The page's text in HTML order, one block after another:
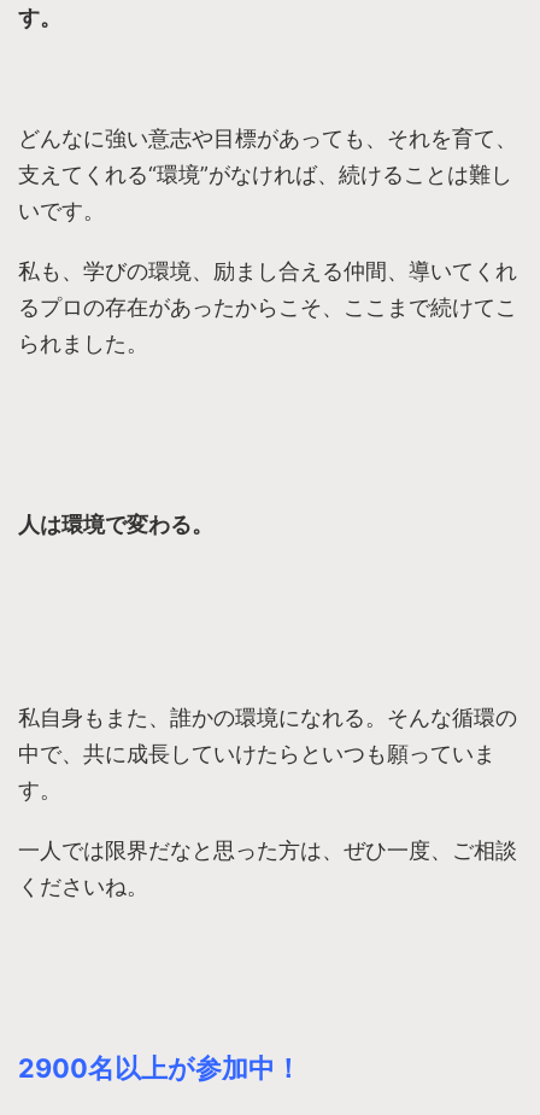
す。
どんなに強い意志や目標があっても、それを育て、
支えてくれる“環境”がなければ、続けることは難し
いです。
私も、学びの環境、励まし合える仲間、導いてくれ
るプロの存在があったからこそ、ここまで続けてこ
られました。
人は環境で変わる。
私自身もまた、誰かの環境になれる。そんな循環の
中で、共に成長していけたらといつも願っていま
す。
一人では限界だなと思った方は、ぜひ一度、ご相談
くださいね。
2900名以上が参加中！